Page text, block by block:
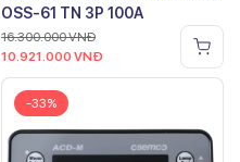
OSS-61 TN 3P 100A
16.300.000VNĐ
10.921.000 VNĐ
-33%